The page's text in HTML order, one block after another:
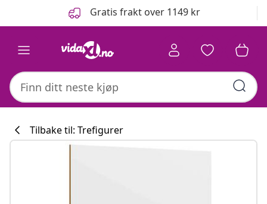
Gratis frakt over 1149 kr
Tilbake til: Trefigurer